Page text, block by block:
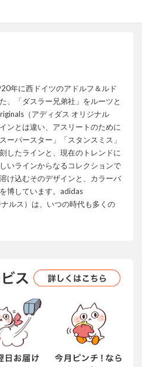
年に西ドイツのアドルフ＆ルド
、「ダスラー兄弟社」をルーツと
（アディダス オリジナル
ンとは違い、アスリートのために
ーパースター」「スタンスミス」
したラインと、現在のトレンドに
いラインからなるコレクションで
け込むそのデザインと、カラーバ
博しています。adidas
ルス）は、いつの時代も多くの